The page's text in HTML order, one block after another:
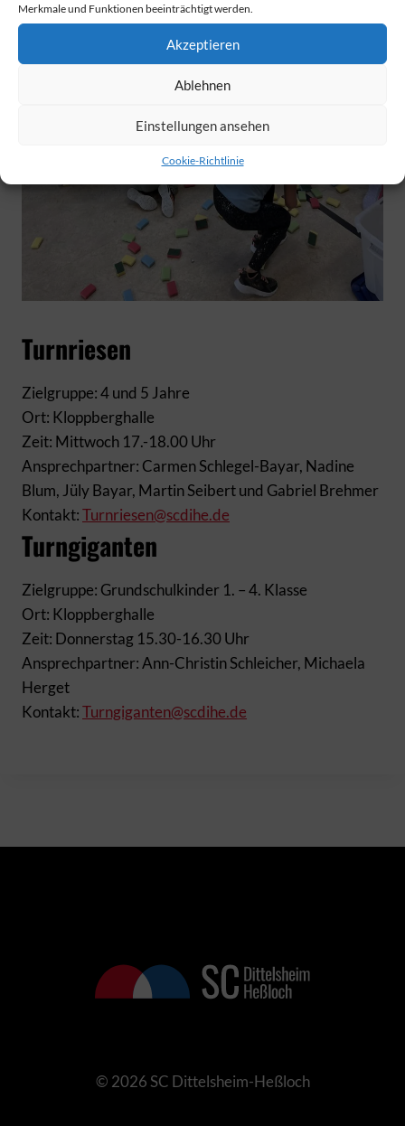
Merkmale und Funktionen beeinträchtigt werden.
Akzeptieren
Ablehnen
Einstellungen ansehen
Cookie-Richtlinie
Turnriesen
Zielgruppe: 4 und 5 Jahre
Ort: Kloppberghalle
Zeit: Mittwoch 17.-18.00 Uhr
Ansprechpartner: Carmen Schlegel-Bayar, Nadine
Blum, Jüly Bayar, Martin Seibert und Gabriel Brehmer
Kontakt:Turnriesen@scdihe.de
Turngiganten
Zielgruppe: Grundschulkinder 1. – 4. Klasse
Ort: Kloppberghalle
Zeit: Donnerstag 15.30-16.30 Uhr
Ansprechpartner: Ann-Christin Schleicher, Michaela
Herget
Kontakt:Turngiganten@scdihe.de
© 2026 SC Dittelsheim-Heßloch